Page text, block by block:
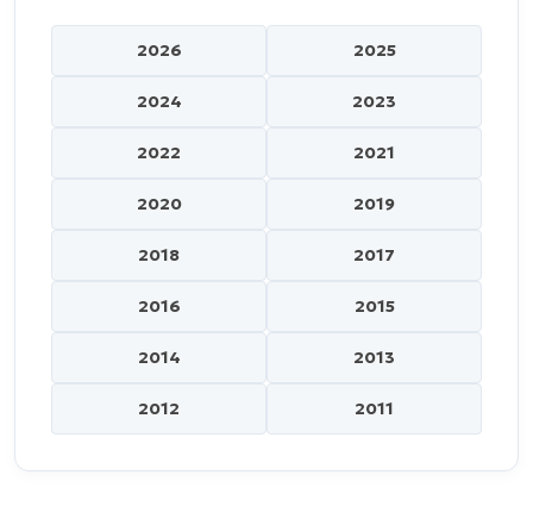
2026 2025
2024 2023
2022 2021
2020 2019
2018 2017
2016 2015
2014 2013
2012 2011